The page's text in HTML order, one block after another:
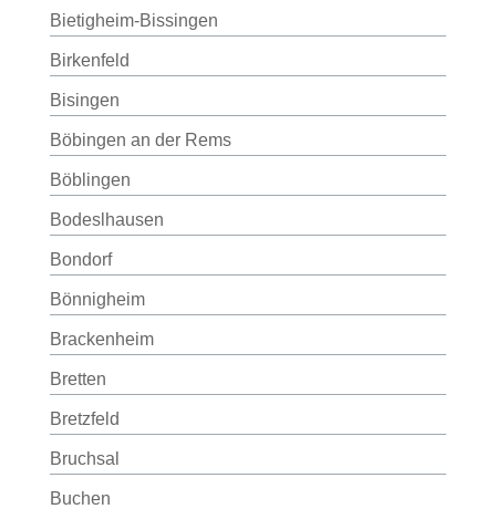
Bietigheim-Bissingen
Birkenfeld
Bisingen
Böbingen an der Rems
Böblingen
Bodeslhausen
Bondorf
Bönnigheim
Brackenheim
Bretten
Bretzfeld
Bruchsal
Buchen